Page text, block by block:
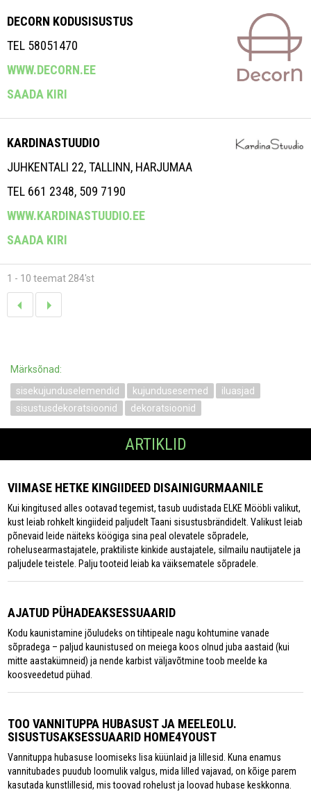
DECORN KODUSISUSTUS
TEL 58051470
WWW.DECORN.EE
SAADA KIRI
KARDINASTUUDIO
JUHKENTALI 22, TALLINN, HARJUMAA
TEL 661 2348, 509 7190
WWW.KARDINASTUUDIO.EE
SAADA KIRI
1 - 10 teemat 284'st
Märksõnad:
sisekujunduselemendid
kujundusesemed
iluasjad
sisustusdekoratsioonid
dekoratsioonid
ARTIKLID
VIIMASE HETKE KINGIIDEED DISAINIGURMAANILE
Kui kingitused alles ootavad tegemist, tasub uudistada ELKE Mööbli valikut,
kust leiab rohkelt kingiideid paljudelt Taani sisustusbrändidelt. Valikust leiab
põnevaid leide näiteks köögiga sina peal olevatele sõpradele,
rohelusearmastajatele, praktiliste kinkide austajatele, silmailu nautijatele ja
paljudele teistele. Palju tooteid leiab ka väiksematele sõpradele.
AJATUD PÜHADEAKSESSUAARID
Kodu kaunistamine jõuludeks on tihtipeale nagu kohtumine vanade
sõpradega – paljud kaunistused on meiega koos olnud juba aastaid (kui
mitte aastakümneid) ja nende karbist väljavõtmine toob meelde ka
koosveedetud pühad.
TOO VANNITUPPA HUBASUST JA MEELEOLU.
SISUSTUSAKSESSUAARID HOME4YOUST
Vannituppa hubasuse loomiseks lisa küünlaid ja lillesid. Kuna enamus
vannitubades puudub loomulik valgus, mida lilled vajavad, on kõige parem
kasutada kunstlillesid, mis toovad rohelust ja loovad hubase keskkonna.